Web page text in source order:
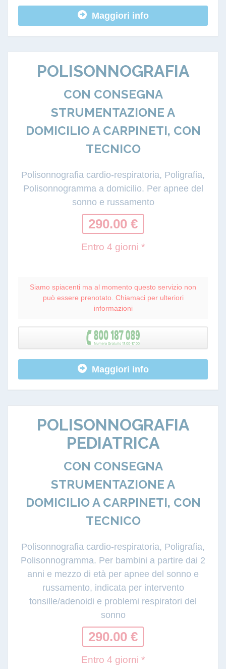
Maggiori info
POLISONNOGRAFIA
CON CONSEGNA
STRUMENTAZIONE A
DOMICILIO A CARPINETI, CON
TECNICO
Polisonnografia cardio-respiratoria, Poligrafia,
Polisonnogramma a domicilio. Per apnee del
sonno e russamento
290.00 €
Entro 4 giorni *
Siamo spiacenti ma al momento questo servizio non
può essere prenotato. Chiamaci per ulteriori
informazioni
Maggiori info
POLISONNOGRAFIA
PEDIATRICA
CON CONSEGNA
STRUMENTAZIONE A
DOMICILIO A CARPINETI, CON
TECNICO
Polisonnografia cardio-respiratoria, Poligrafia,
Polisonnogramma. Per bambini a partire dai 2
anni e mezzo di età per apnee del sonno e
russamento, indicata per intervento
tonsille/adenoidi e problemi respiratori del
sonno
290.00 €
Entro 4 giorni *